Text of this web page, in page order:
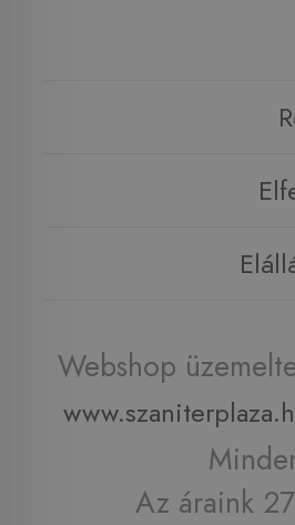
Webshop
Az áraink